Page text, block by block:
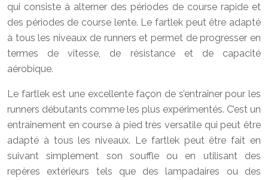
qui consiste à alterner des périodes de course rapide et
des périodes de course lente. Le fartlek peut être adapté
à tous les niveaux de runners et permet de progresser en
termes de vitesse, de résistance et de capacité
aérobique.
Le fartlek est une excellente façon de s’entraîner pour les
runners débutants comme les plus expérimentés. C’est un
entraînement en course à pied très versatile qui peut être
adapté à tous les niveaux. Le fartlek peut être fait en
suivant simplement son souffle ou en utilisant des
repères extérieurs tels que des lampadaires ou des